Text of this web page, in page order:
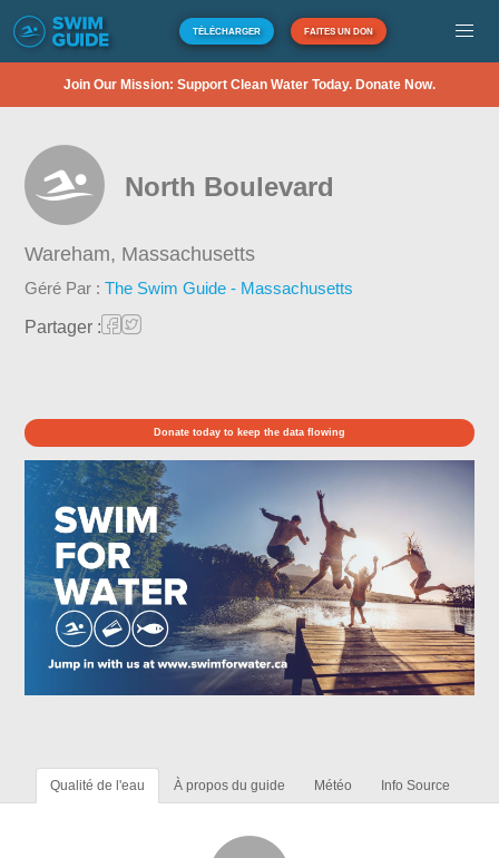
TÉLÉCHARGER FAITES UN DON
Join Our Mission: Support Clean Water Today. Donate Now.
North Boulevard
Wareham, Massachusetts
Géré Par :The Swim Guide - Massachusetts
Partager :
Donate today to keep the data flowing
Qualité de l'eau À propos du guide Météo Info Source